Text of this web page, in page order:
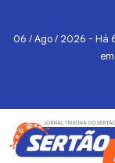
06 / Ago / 2026 - Há